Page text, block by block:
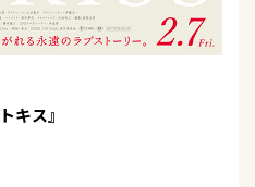
キス』